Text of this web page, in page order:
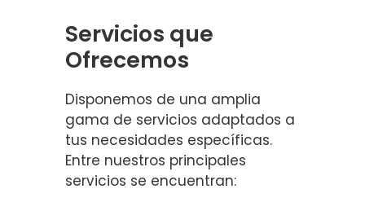
Servicios que
Ofrecemos
Disponemos de una amplia
gama de servicios adaptados a
tus necesidades específicas.
Entre nuestros principales
servicios se encuentran: